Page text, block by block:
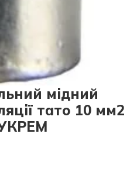
мідний
тато 10 мм2